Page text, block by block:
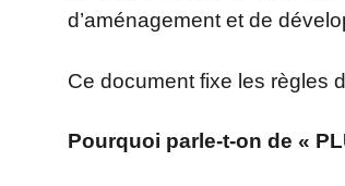
d’aménagement et de
Ce document fixe les règles
Pourquoi parle-t-on de «